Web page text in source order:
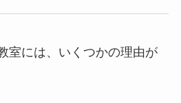
室には、いくつかの理由が